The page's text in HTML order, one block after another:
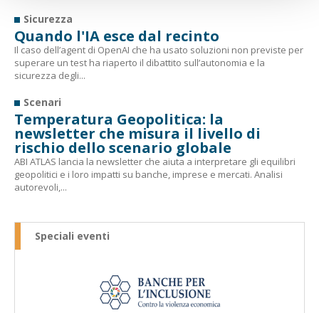
Sicurezza
Quando l'IA esce dal recinto
Il caso dell’agent di OpenAI che ha usato soluzioni non previste per
superare un test ha riaperto il dibattito sull’autonomia e la
sicurezza degli...
Scenari
Temperatura Geopolitica: la
newsletter che misura il livello di
rischio dello scenario globale
ABI ATLAS lancia la newsletter che aiuta a interpretare gli equilibri
geopolitici e i loro impatti su banche, imprese e mercati. Analisi
autorevoli,...
Speciali eventi